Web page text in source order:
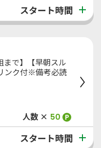
スタート時間
まで】【早朝スル
ンク付※備考必読
人数 × 50 P
スタート時間